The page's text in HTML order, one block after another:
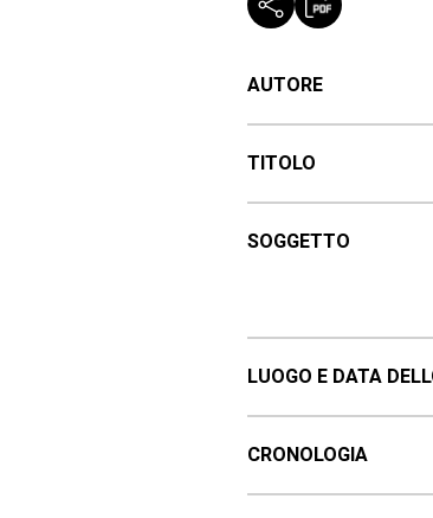
AUTORE
TITOLO
SOGGETTO
LUOGO E DATA
CRONOLOGIA